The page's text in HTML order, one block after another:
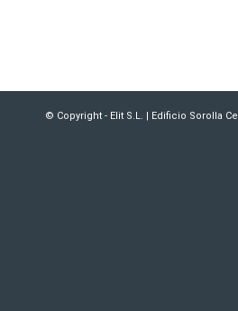
© Copyright - Elit S.L. | Edificio Sorolla